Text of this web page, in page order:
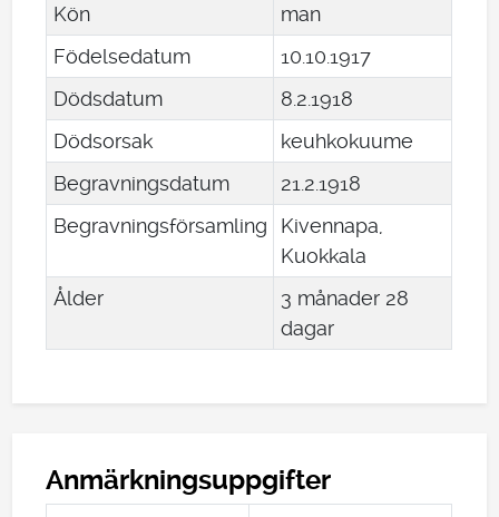
Kön
man
Födelsedatum
10101917
Dödsdatum
8 21918
Dödsorsak
keuhkokuume
Begravningsdatum
21 21918
Begravningsförsamling
Kivennapa,
Kuokkala
Ålder
3 månader 28
dagar
Anmärkningsuppgifter